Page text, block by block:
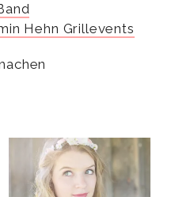
Hehn Grillevents